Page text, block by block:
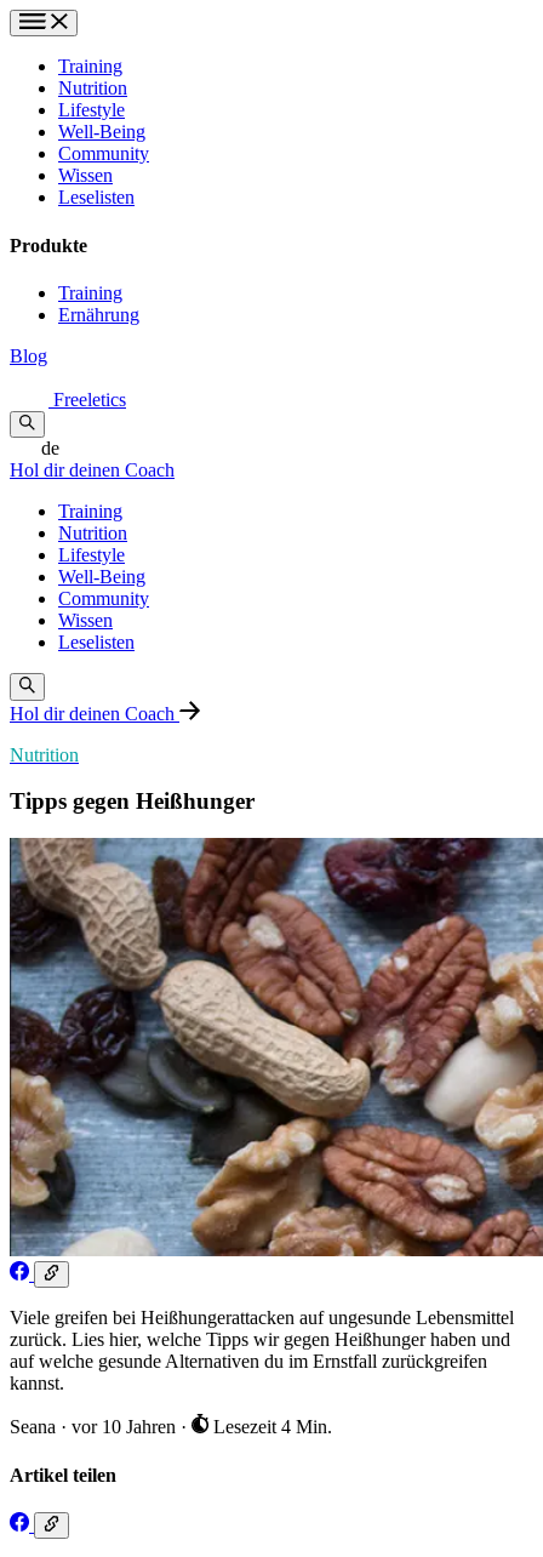
Training
Nutrition
Lifestyle
Well-Being
Community
Wissen
Leselisten
Produkte
Training
Ernährung
Blog
Freeletics
de
Hol dir deinen Coach
Training
Nutrition
Lifestyle
Well-Being
Community
Wissen
Leselisten
Hol dir deinen Coach
Nutrition
Tipps gegen Heißhunger
Viele greifen bei Heißhungerattacken auf ungesunde Lebensmittel
zurück. Lies hier, welche Tipps wir gegen Heißhunger haben und
auf welche gesunde Alternativen du im Ernstfall zurückgreifen
kannst.
Seana · vor 10 Jahren · Lesezeit 4 Min.
Artikel teilen